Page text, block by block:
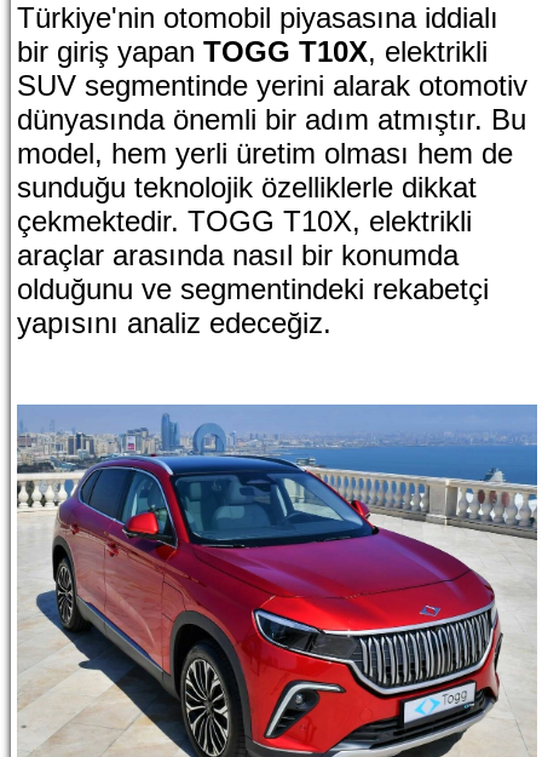
Türkiye'nin otomobil piyasasına iddialı
bir giriş yapan TOGG T10X, elektrikli
SUV segmentinde yerini alarak otomotiv
dünyasında önemli bir adım atmıştır. Bu
model, hem yerli üretim olması hem de
sunduğu teknolojik özelliklerle dikkat
çekmektedir. TOGG T10X, elektrikli
araçlar arasında nasıl bir konumda
olduğunu ve segmentindeki rekabetçi
yapısını analiz edeceğiz.